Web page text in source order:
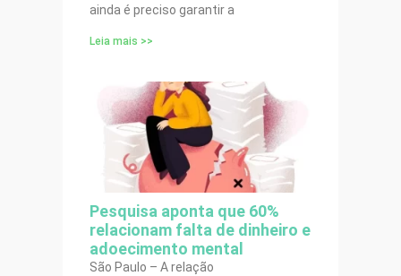
ainda é preciso garantir a
Leia mais >>
Pesquisa aponta que 60%
relacionam falta de dinheiro e
adoecimento mental
São Paulo – A relação